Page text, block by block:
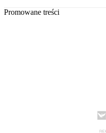
Promowane treści